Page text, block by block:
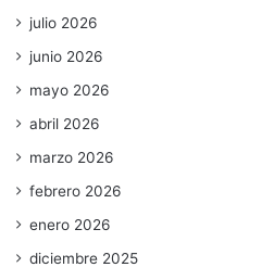
julio 2026
junio 2026
mayo 2026
abril 2026
marzo 2026
febrero 2026
enero 2026
diciembre 2025